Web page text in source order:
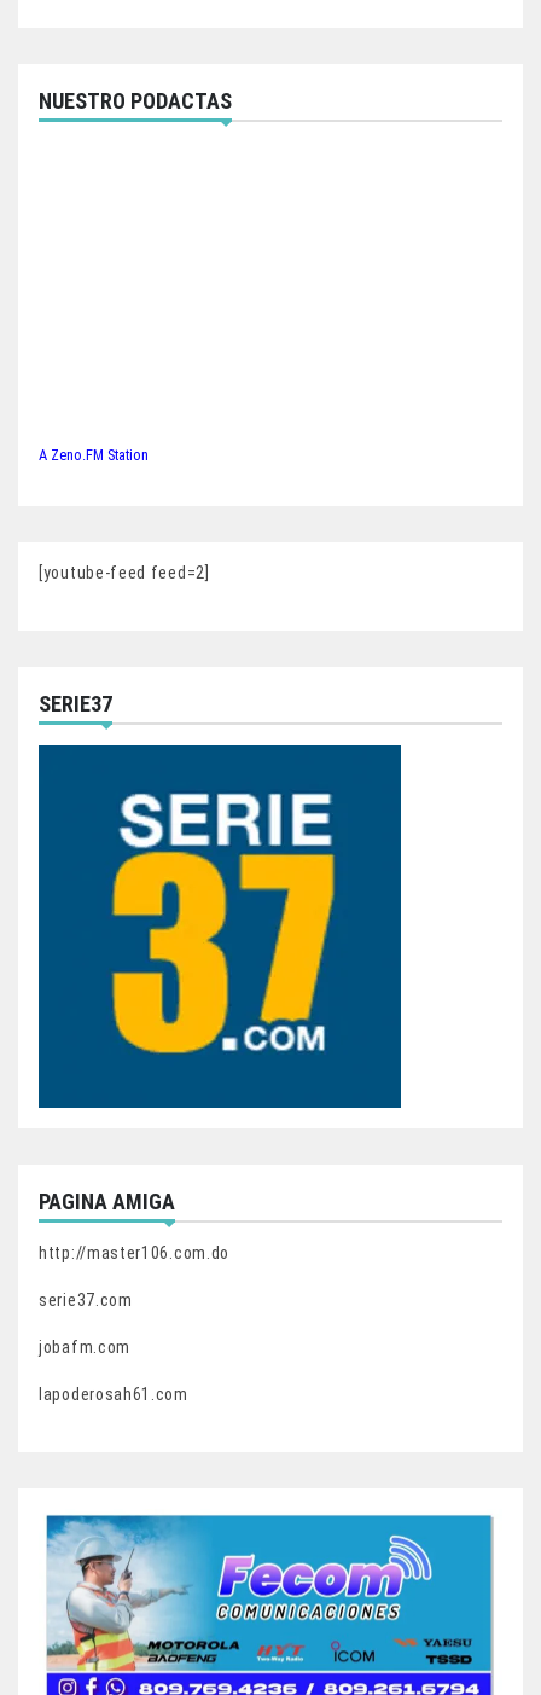
NUESTRO PODACTAS
A Zeno.FM Station
[youtube-feed feed=2]
SERIE37
PAGINA AMIGA
http://master106.com.do
serie37.com
jobafm.com
lapoderosah61.com